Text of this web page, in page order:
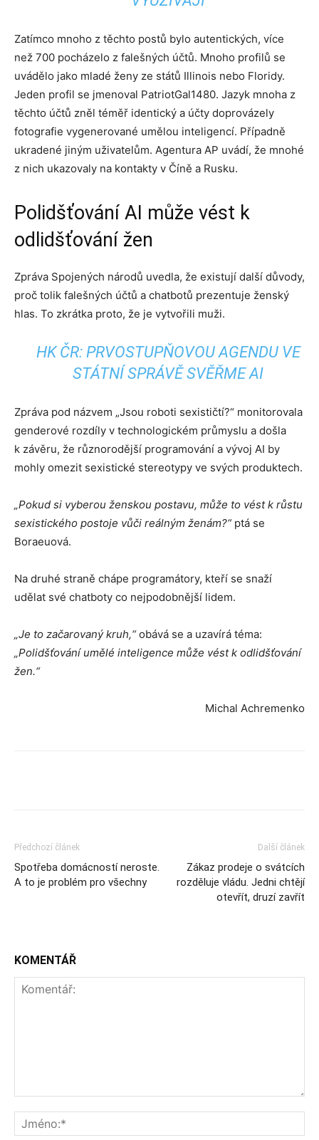
Zatímco mnoho z těchto postů bylo autentických, více
než 700 pocházelo z falešných účtů. Mnoho profilů se
uvádělo jako mladé ženy ze států Illinois nebo Floridy.
Jeden profil se jmenoval PatriotGal1480. Jazyk mnoha z
těchto účtů zněl téměř identický a účty doprovázely
fotografie vygenerované umělou inteligencí. Případně
ukradené jiným uživatelům. Agentura AP uvádí, že mnohé
z nich ukazovaly na kontakty v Číně a Rusku.
Polidšťování AI může vést k
odlidšťování žen
Zpráva Spojených národů uvedla, že existují další důvody,
proč tolik falešných účtů a chatbotů prezentuje ženský
hlas. To zkrátka proto, že je vytvořili muži.
HK ČR: PRVOSTUPŇOVOU AGENDU VE
STÁTNÍ SPRÁVĚ SVĚŘME AI
Zpráva pod názvem „Jsou roboti sexističtí?“ monitorovala
genderové rozdíly v technologickém průmyslu a došla
k závěru, že různorodější programování a vývoj AI by
mohly omezit sexistické stereotypy ve svých produktech.
„Pokud si vyberou ženskou postavu, může to vést k růstu
sexistického postoje vůči reálným ženám?“ptá se
Boraeuová.
Na druhé straně chápe programátory, kteří se snaží
udělat své chatboty co nejpodobnější lidem.
„Je to začarovaný kruh,“obává se a uzavírá téma:
„Polidšťování umělé inteligence může vést k odlidšťování
žen.“
Michal Achremenko
Předchozí článek
Spotřeba domácností neroste.
A to je problém pro všechny
Další článek
Zákaz prodeje o svátcích
rozděluje vládu. Jedni chtějí
otevřít, druzí zavřít
KOMENTÁŘ